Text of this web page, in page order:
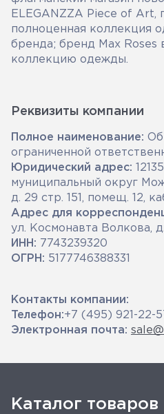
ELEGANZZA Piece of Art,
полноценная коллекция
бренда; бренд Max Roses
коллекцию одежды.
Реквизиты компании
Полное наименование:
ограниченной
Юридический адрес:
муниципальный округ
д. 29 стр. 151, помещ. 12,
Адрес для
ул. Космонавта Волкова,
ИНН: 7743239320
ОГРН: 5177746388331
Контакты компании:
Телефон:+7 (495) 921-22-
Электронная почта:
Каталог товаров